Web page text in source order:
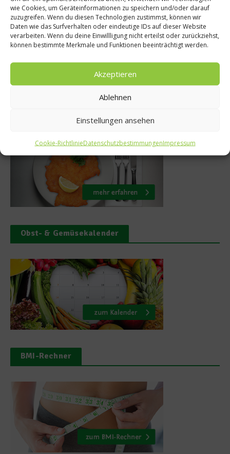
wie Cookies, um Geräteinformationen zu speichern und/oder darauf
zuzugreifen. Wenn du diesen Technologien zustimmst, können wir
Daten wie das Surfverhalten oder eindeutige IDs auf dieser Website
verarbeiten. Wenn du deine Einwillligung nicht erteilst oder zurückziehst,
können bestimmte Merkmale und Funktionen beeinträchtigt werden.
Akzeptieren
Ablehnen
Einstellungen ansehen
Cookie-RichtlinieDatenschutzbestimmungenImpressum
Estragon-
Riesling
Weihnachten
schlechtes
22. Dezember 2015
Obst- & Gemüsekalender
BMI-Rechner